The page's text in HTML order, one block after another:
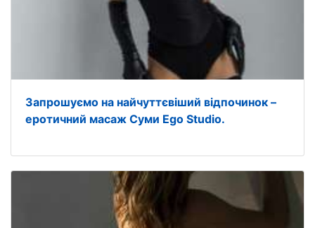
Запрошуємо на найчуттєвіший відпочинок –
еротичний масаж Суми Ego Studio.